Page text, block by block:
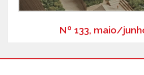
Nº 133, maio/